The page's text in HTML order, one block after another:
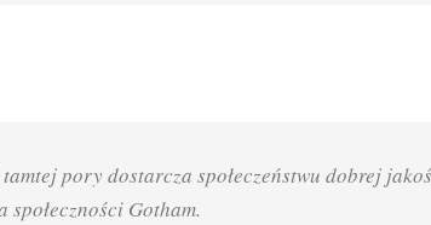
pory dostarcza społeczeństwu dobrej
Gotham.